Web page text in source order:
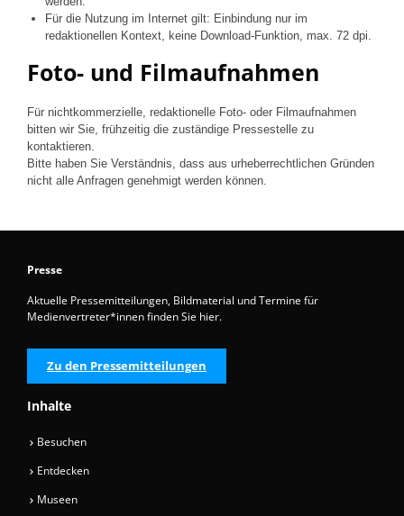
Für die Nutzung im Internet gilt: Einbindung nur im
redaktionellen Kontext, keine Download-Funktion, max. 72 dpi.
Foto- und Filmaufnahmen
Für nichtkommerzielle, redaktionelle Foto- oder Filmaufnahmen
bitten wir Sie, frühzeitig die zuständige Pressestelle zu
kontaktieren.
Bitte haben Sie Verständnis, dass aus urheberrechtlichen Gründen
nicht alle Anfragen genehmigt werden können.
Presse
Aktuelle Pressemitteilungen, Bildmaterial und Termine für
Medienvertreter*innen finden Sie hier.
Zu den Pressemitteilungen
Inhalte
Besuchen
Entdecken
Museen